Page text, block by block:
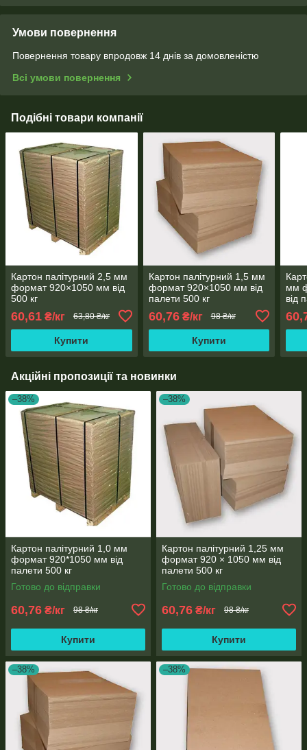
Умови повернення
Повернення товару впродовж 14 днів за домовленістю
Всі умови повернення
Подібні товари компанії
Картон палітурний 2,5 мм
формат 920×1050 мм від
500 кг
60,61 ₴/кг 63,80 ₴/кг
Купити
Картон палітурний 1,5 мм
формат 920×1050 мм від
палети 500 кг
60,76₴/кг 98 ₴/кг
Купити
мм
від
Акційні пропозиції та новинки
–38%
Картон палітурний 1,0 мм
формат 920*1050 мм від
палети 500 кг
Готово до відправки
60,76 ₴/кг 98 ₴/кг
Купити
–38%
Картон палітурний 1,25 мм
формат 920 × 1050 мм від
палети 500 кг
Готово до відправки
60,76 ₴/кг 98 ₴/кг
Купити
–38% –38%